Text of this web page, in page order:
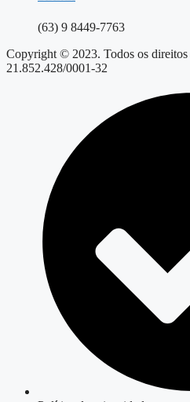
(63) 9 8449-7763
Copyright © 2023. Todos os direitos
21.852.428/0001-32